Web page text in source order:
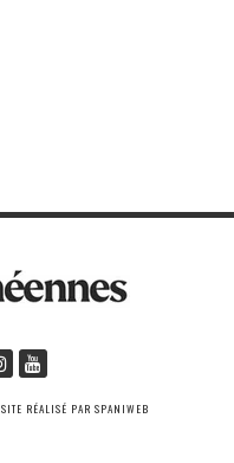
RÉALISÉ PAR SPANIWEB